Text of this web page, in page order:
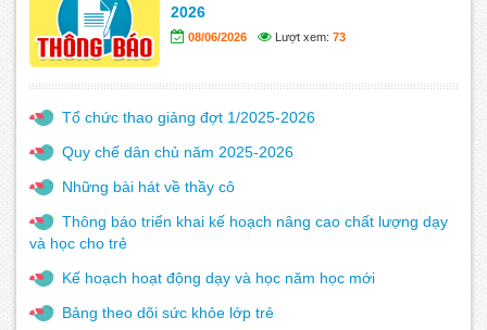
2026
08/06/2026 Lượt xem: 73
Tổ chức thao giảng đợt 1/2025-2026
Quy chế dân chủ năm 2025-2026
Những bài hát về thầy cô
Thông báo triển khai kế hoạch nâng cao chất lượng dạy
và học cho trẻ
Kế hoạch hoạt động dạy và học năm học mới
Bảng theo dõi sức khỏe lớp trẻ